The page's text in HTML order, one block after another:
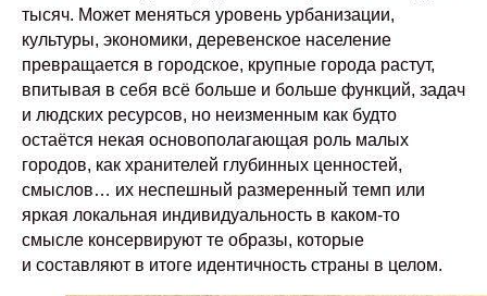
тысяч. Может меняться уровень урбанизации,
культуры, экономики, деревенское население
превращается в городское, крупные города растут,
впитывая в себя всё больше и больше функций, задач
и людских ресурсов, но неизменным как будто
остаётся некая основополагающая роль малых
городов, как хранителей глубинных ценностей,
смыслов… их неспешный размеренный темп или
яркая локальная индивидуальность в каком-то
смысле консервируют те образы, которые
и составляют в итоге идентичность страны в целом.